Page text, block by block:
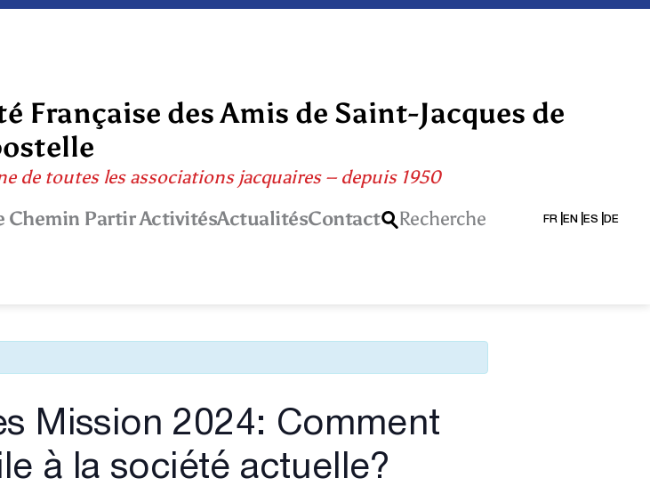
Française des Amis de Saint-Jacques de
de toutes les associations jacquaires – depuis 1950
Chemin PartirActivitésActualitésContact Recherche FR EN ES DE
Mission 2024: Comment
à la société actuelle?